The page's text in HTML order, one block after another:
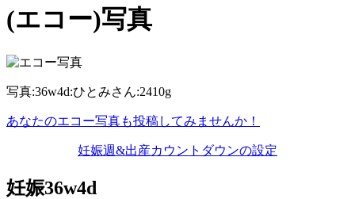
(エコー)写真
写真:36w4d:ひとみさん:2410g
あなたのエコー写真も投稿してみませんか！
妊娠週&出産カウントダウンの設定
妊娠36w4d